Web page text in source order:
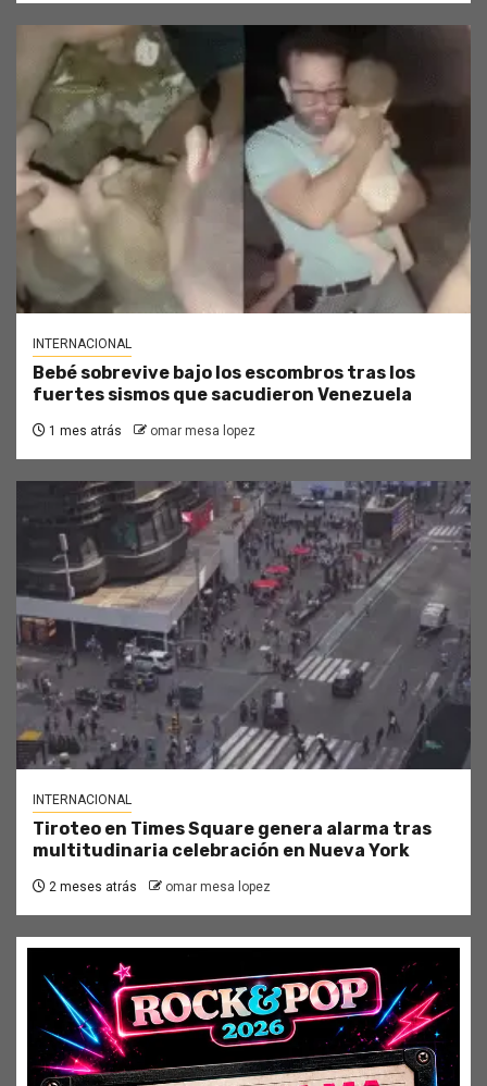
INTERNACIONAL
Bebé sobrevive bajo los escombros tras los
fuertes sismos que sacudieron Venezuela
1 mes atrás omar mesa lopez
INTERNACIONAL
Tiroteo en Times Square genera alarma tras
multitudinaria celebración en Nueva York
2 meses atrás omar mesa lopez